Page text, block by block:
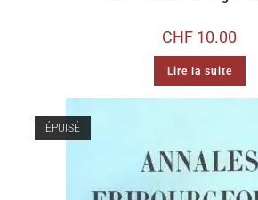
CHF 10.00
Lire la suite
ÉPUISÉ